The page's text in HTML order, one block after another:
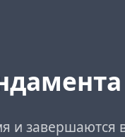
и завершаются